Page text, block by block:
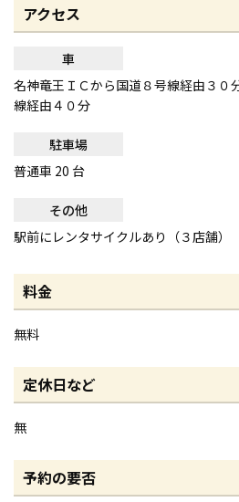
アクセス
車
名神竜王ＩＣから国道８号線経由３０
線経由４０分
駐車場
普通車 20 台
その他
駅前にレンタサイクルあり（３店舗）
料金
無料
定休日など
無
予約の要否